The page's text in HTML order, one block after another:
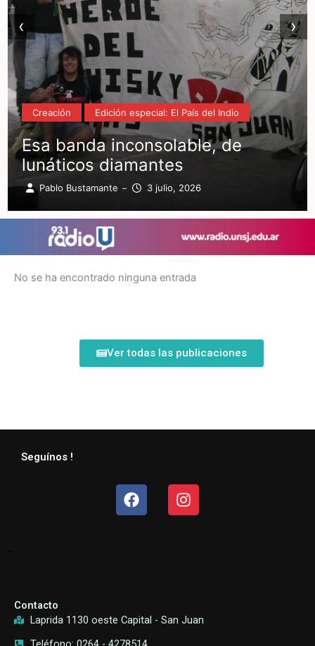
Creación Edición especial: El País del Indio
Esa banda inconsolable, de
lunáticos diamantes
Pablo Bustamante – 3 julio, 2026
‹ ›
No se ha encontrado ninguna entrada
Ver todas las publicaciones
Seguínos !
Contacto
Laprida 1130 oeste Capital - San Juan